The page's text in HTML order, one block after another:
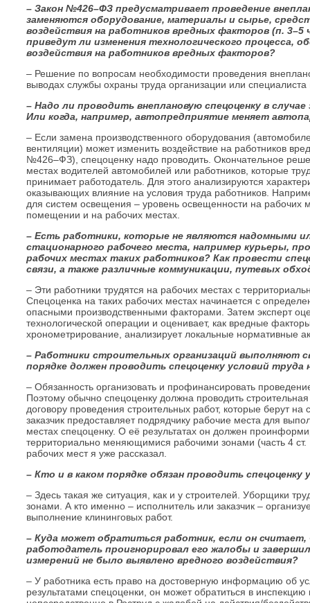
– Закон №426–ФЗ предусматривает проведение
заменяются оборудование, материалы и сырье,
воздействия на работников вредных факторов (п.
приведут ли изменения технологического процесса,
воздействия на работников вредных факторов?
– Решение по вопросам необходимости проведения
выводах службы охраны труда организации или
– Надо ли проводить внеплановую спецоценку в
Или когда, например, автопредприятие меняет
– Если замена производственного оборудования
вентиляции) может изменить воздействие на работников
№426–ФЗ), спецоценку надо проводить. Окончательное
местах водителей автомобилей или работников, которые
принимает работодатель. Для этого анализируются
оказывающих влияние на условия труда работников.
для систем освещения – уровень освещенности на рабочих
помещении и на рабочих местах.
– Есть работники, которые не являются надомными
стационарного рабочего места, например курьеры,
рабочих местах таких работников? Как провести
связи, а также различные коммуникации, путевых
– Эти работники трудятся на рабочих местах с
Спецоценка на таких рабочих местах начинается с
опасными производственными факторами. Затем эксперт
технологической операции и оценивает, как вредные
хронометрирование, анализирует локальные нормативные
– Работники строительных организаций выполняют
порядке должен проводить спецоценку условий труда
– Обязанность организовать и профинансировать
Поэтому обычно спецоценку должна проводить
договору проведения строительных работ, которые берут
заказчик предоставляет подрядчику рабочие места для
местах спецоценку. О её результатах он должен
территориально меняющимися рабочими зонами (часть 4
рабочих мест я уже рассказал.
– Кто и в каком порядке обязан проводить
– Здесь такая же ситуация, как и у строителей. Уборщики
зонами. А кто именно – исполнитель или заказчик –
выполнение клининговых работ.
– Куда может обратиться работник, если он
работодатель проигнорировал его жалобы и
измерений не было выявлено вредного воздействия?
– У работника есть право на достоверную информацию об
результатами спецоценки, он может обратиться в